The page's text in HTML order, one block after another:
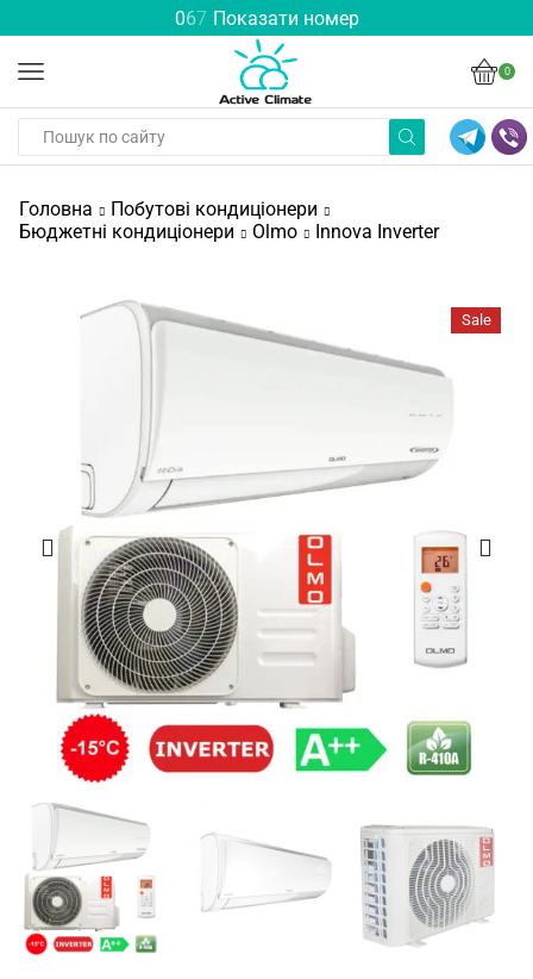
067 Показати номер
0
Головна
Побутові кондиціонери
Бюджетні кондиціонери
Olmo Innova Inverter
Sale